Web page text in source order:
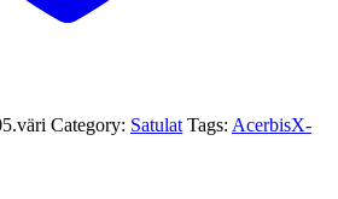
Category: Satulat Tags: AcerbisX-